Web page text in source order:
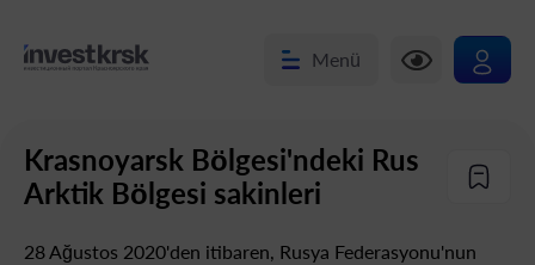
Menü
Krasnoyarsk Bölgesi'ndeki Rus
Arktik Bölgesi sakinleri
28 Ağustos 2020'den itibaren, Rusya Federasyonu'nun